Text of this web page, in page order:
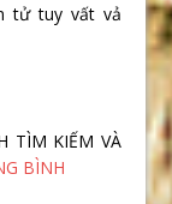
tử tuy vất vả
TÌM KIẾM VÀ
BÌNH